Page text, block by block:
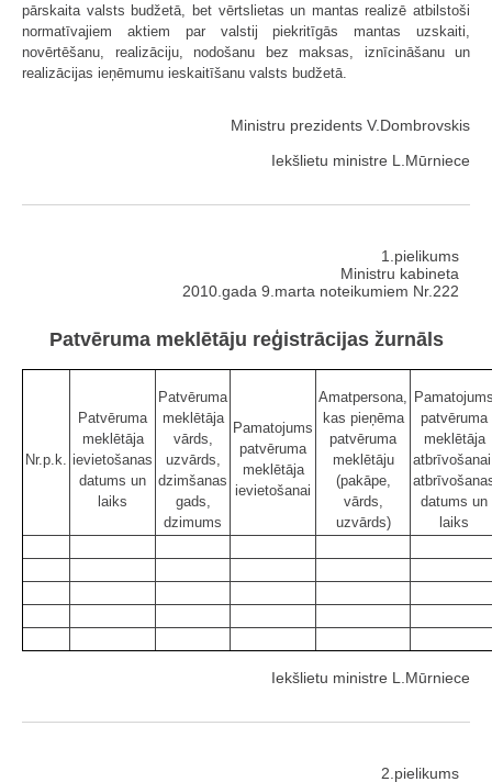
pārskaita valsts budžetā, bet vērtslietas un mantas realizē atbilstoši
normatīvajiem aktiem par valstij piekritīgās mantas uzskaiti,
novērtēšanu, realizāciju, nodošanu bez maksas, iznīcināšanu un
realizācijas ieņēmumu ieskaitīšanu valsts budžetā.
Ministru prezidents V.Dombrovskis
Iekšlietu ministre L.Mūrniece
1.pielikums
Ministru kabineta
2010.gada 9.marta noteikumiem Nr.222
Patvēruma meklētāju reģistrācijas žurnāls
Nr.p.k.
Patvēruma
meklētāja
ievietošanas
datums un
laiks
Patvēruma
meklētāja
vārds,
uzvārds,
dzimšanas
gads,
dzimums
Pamatojums
patvēruma
meklētāja
ievietošanai
Amatpersona,
kas pieņēma
patvēruma
meklētāju
(pakāpe,
vārds,
uzvārds)
patvēruma
meklētāja
datums un
laiks
Iekšlietu ministre L.Mūrniece
2.pielikums